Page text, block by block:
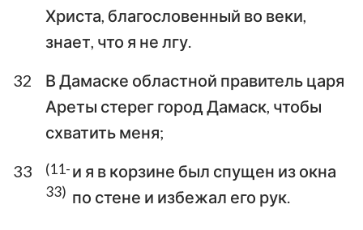
Христа, благословенный во веки,
знает, что я не лгу.
32
В Дамаске областной правитель царя
Ареты стерег город Дамаск, чтобы
схватить меня;
33
(11-
33)
и я в корзине был спущен из окна
по стене и избежал его рук.